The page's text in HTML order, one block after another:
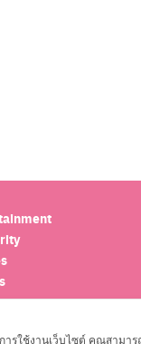
รใช้งานเว็บไซต์ คุณสามาร